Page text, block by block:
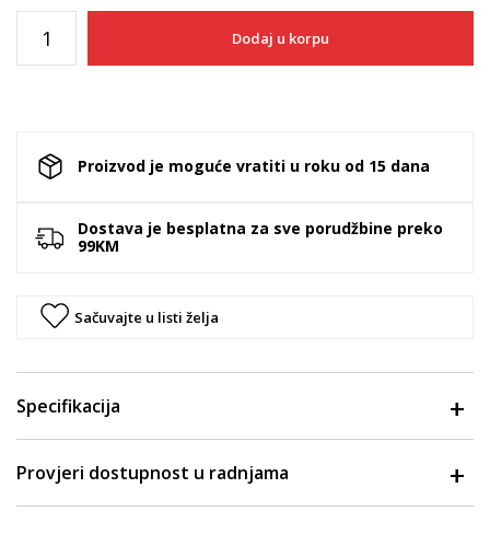
Dodaj u korpu
Proizvod je moguće vratiti u roku od 15 dana
Dostava je besplatna za sve porudžbine preko
99KM
Sačuvajte u listi želja
Specifikacija
Provjeri dostupnost u radnjama